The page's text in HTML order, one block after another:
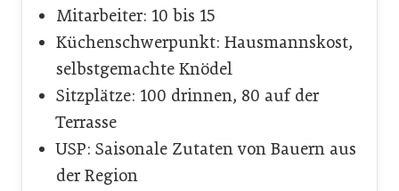
Mitarbeiter: 10 bis 15
Küchenschwerpunkt: Hausmannskost,
selbstgemachte Knödel
Sitzplätze: 100 drinnen, 80 auf der
Terrasse
USP: Saisonale Zutaten von Bauern aus
der Region